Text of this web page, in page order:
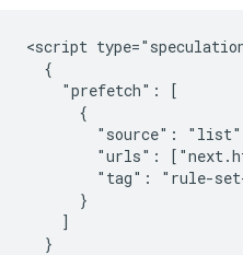
<script
  {
    "prefetch": [
      {
"source":
"urls":
"tag": "rule-
      }
    ]
  }